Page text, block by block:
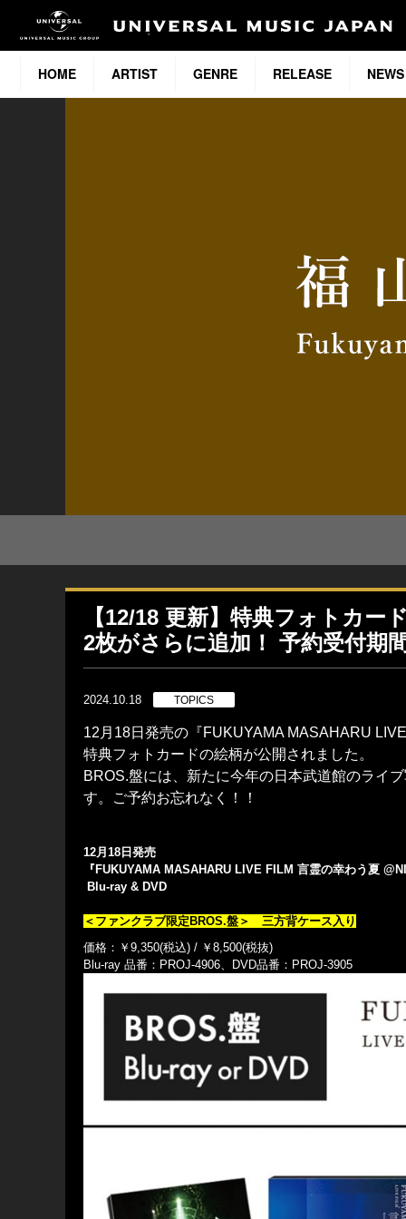
HOME ARTIST GENRE RELEASE NEWS
【12/18 更新】特典フォトカ
2枚がさらに追加！ 予約受付期
2024.10.18 TOPICS
12月18日発売の『FUKUYAMA MASAHARU
特典フォトカードの絵柄が公開されました。
BROS.盤には、新たに今年の日本武道館のライ
す。ご予約お忘れなく！！
12月18日発売
『FUKUYAMA MASAHARU LIVE FILM 言霊の幸わう夏
Blu-ray & DVD
＜ファンクラブ限定BROS.盤＞ 三方背ケース入り
価格：￥9,350(税込) / ￥8,500(税抜)
Blu-ray 品番：PROJ-4906、DVD品番：PROJ-3905